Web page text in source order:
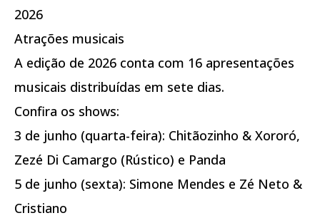
2026
Atrações musicais
A edição de 2026 conta com 16 apresentações
musicais distribuídas em sete dias.
Confira os shows:
3 de junho (quarta-feira): Chitãozinho & Xororó,
Zezé Di Camargo (Rústico) e Panda
5 de junho (sexta): Simone Mendes e Zé Neto &
Cristiano